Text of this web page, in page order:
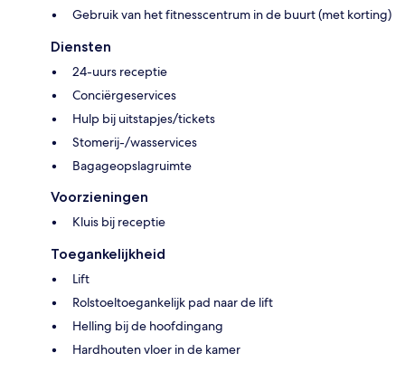
Gebruik van het fitnesscentrum in de buurt (met korting)
Diensten
24-uurs receptie
Conciërgeservices
Hulp bij uitstapjes/tickets
Stomerij-/wasservices
Bagageopslagruimte
Voorzieningen
Kluis bij receptie
Toegankelijkheid
Lift
Rolstoeltoegankelijk pad naar de lift
Helling bij de hoofdingang
Hardhouten vloer in de kamer